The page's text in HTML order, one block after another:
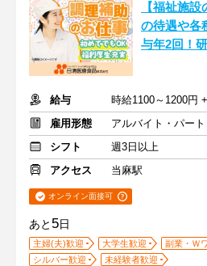
【福祉施
の待遇や各
与年2回！
給与
雇用形態
アルバイト・パート
シフト
週3日以上
アクセス
当麻駅
オンライン面接可
あと 5日
主婦(夫)歓迎 大学生歓迎
副業・Ｗ
シルバー歓迎
未経験者歓迎